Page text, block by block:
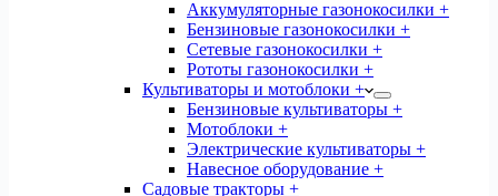
Аккумуляторные газонокосилки +
Бензиновые газонокосилки +
Сетевые газонокосилки +
Рототы газонокосилки +
Культиваторы и мотоблоки +
Бензиновые культиваторы +
Мотоблоки +
Электрические культиваторы +
Навесное оборудование +
Садовые тракторы +